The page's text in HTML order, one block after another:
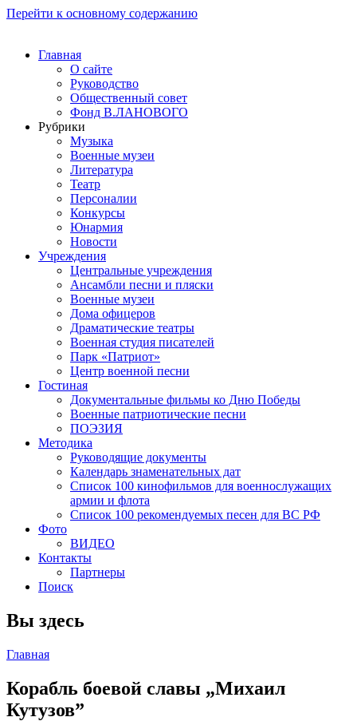
Перейти к основному содержанию
Главная
О сайте
Руководство
Общественный совет
Фонд В.ЛАНОВОГО
Рубрики
Музыка
Военные музеи
Литература
Театр
Персоналии
Конкурсы
Юнармия
Новости
Учреждения
Центральные учреждения
Ансамбли песни и пляски
Военные музеи
Дома офицеров
Драматические театры
Военная студия писателей
Парк «Патриот»
Центр военной песни
Гостиная
Документальные фильмы ко Дню Победы
Военные патриотические песни
ПОЭЗИЯ
Методика
Руководящие документы
Календарь знаменательных дат
Список 100 кинофильмов для военнослужащих
армии и флота
Список 100 рекомендуемых песен для ВС РФ
Фото
ВИДЕО
Контакты
Партнеры
Поиск
Вы здесь
Главная
Корабль боевой славы „Михаил
Кутузов”